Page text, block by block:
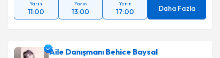
Takvim Talebini Gönder
Yarın
11:00
Yarın
13:00
Yarın
17:00 Daha Fazla
Aile Danışmanı Behice Baysal